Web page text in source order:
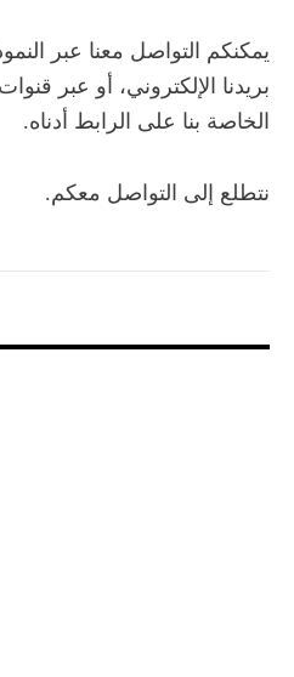
يمكنكم التواصل معنا عبر
بريدنا الإلكتروني، أو عبر
الخاصة بنا على الرابط أدناه.
نتطلع إلى التواصل معكم.